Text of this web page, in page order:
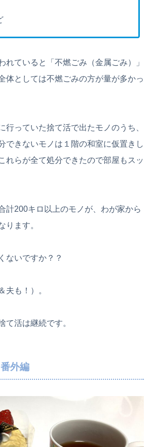
れていると「不燃ごみ（金属ごみ）」
体としては不燃ごみの方が量が多かっ
行っていた捨て活で出たモノのうち、
できないモノは１階の和室に仮置きし
れらが全て処分できたので部屋もスッ
計200キロ以上のモノが、わが家から
ります。
ないですか？？
夫も！）。
て活は継続です。
外編